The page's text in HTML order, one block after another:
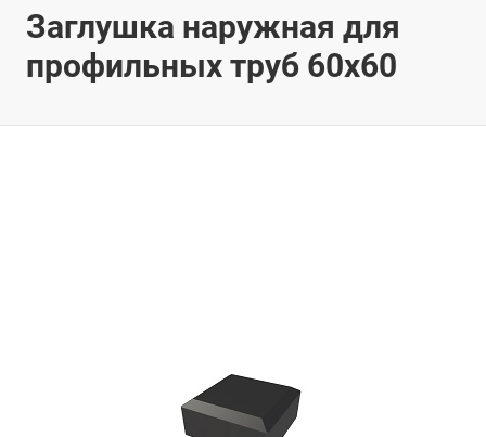
Заглушка наружная для
профильных труб 60х60